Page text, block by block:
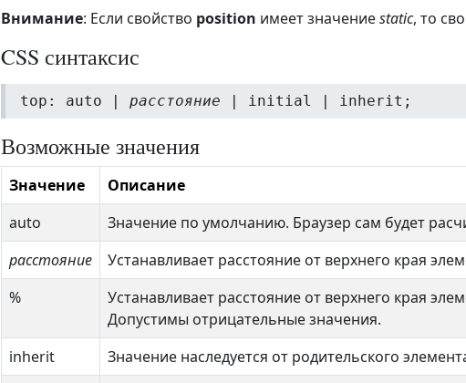
Внимание: Если свойство position имеет значениеstatic, то
CSS синтаксис
top: auto | расстояние | initial | inherit;
Возможные значения
Значение
Описание
auto
Значение по умолчанию. Браузер сам будет
расстояние
Устанавливает расстояние от верхнего края
%
Устанавливает расстояние от верхнего края
Допустимы отрицательные значения.
inherit
Значение наследуется от родительского